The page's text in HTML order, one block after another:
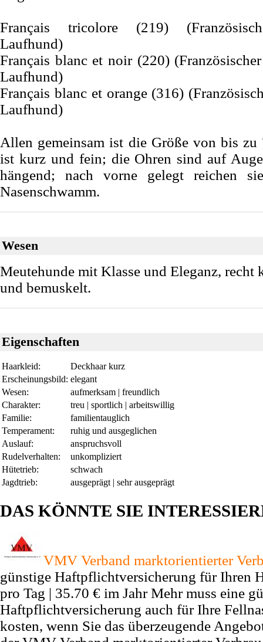
Français tricolore (219)
Laufhund)
Français blanc et noir (220)
Laufhund)
Français blanc et orange (316)
Laufhund)
Allen gemeinsam ist die Größe von bis zu
ist kurz und fein; die Ohren sind auf
hängend; nach vorne gelegt reichen
Nasenschwamm.
Wesen
Meutehunde mit Klasse und Eleganz, recht
und bemuskelt.
Eigenschaften
Haarkleid:
Deckhaar kurz
Erscheinungsbild: elegant
Wesen:
aufmerksam | freundlich
Charakter:
treu | sportlich | arbeitswillig
Familie:
familientauglich
Temperament:
ruhig und ausgeglichen
Auslauf:
anspruchsvoll
Rudelverhalten:
unkompliziert
Hütetrieb:
schwach
Jagdtrieb:
ausgeprägt | sehr ausgeprägt
DAS KÖNNTE SIE
VMV Verband marktorientierter
günstige Haftpflichtversicherung für Ihren
pro Tag | 35.70 € im Jahr Mehr muss eine
Haftpflichtversicherung auch für Ihre
kosten, wenn Sie das überzeugende